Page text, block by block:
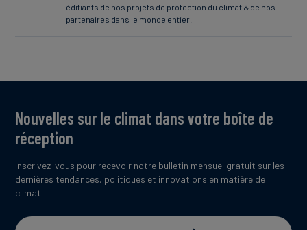
édifiants de nos projets de protection du climat & de nos
partenaires dans le monde entier.
Nouvelles sur le climat dans votre boîte de
réception
Inscrivez-vous pour recevoir notre bulletin mensuel gratuit sur les
dernières tendances, politiques et innovations en matière de
climat.